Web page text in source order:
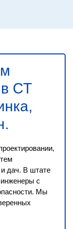
СТ
.
дач. В штате
с
Мы